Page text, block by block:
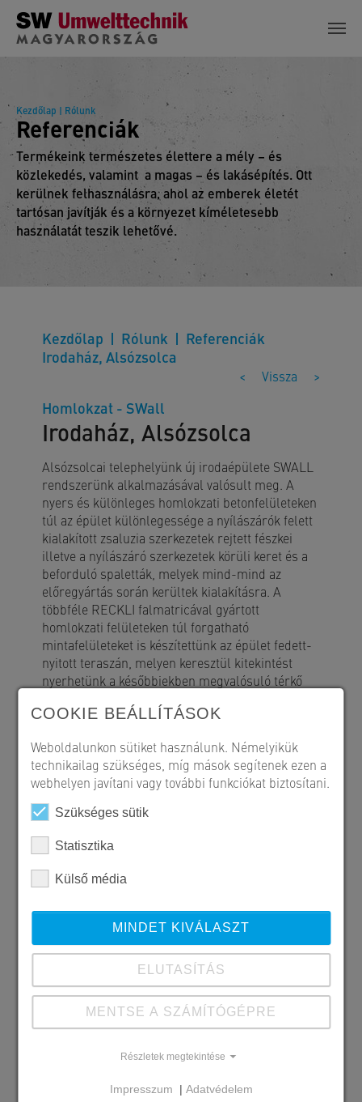
Skip to main content
Kezdőlap | Rólunk
Referenciák
Termékeink természetes élettere a mély – és
közlekedés, valamint a magas – és lakásépítés. Ott
kerülnek felhasználásra, ahol az emberek életét
tartósan javítják és a környezet kíméletesebb
használatát teszik lehetővé.
Kezdőlap Rólunk
Referenciák
Irodaház, Alsózsolca
< Vissza >
Homlokzat - SWall
Irodaház, Alsózsolca
Alsózsolcai telephelyünk új irodaépülete SWALL
rendszerünk alkalmazásával valósult meg. A
nyers és különleges homlokzati betonfelületeken
túl az épület különlegessége a nyílászárók felett
kialakított zsaluzia szerkezetek rejtett fészkei
illetve a nyílászáró szerkezetek körüli keret és a
beforduló spaletták, melyek mind-mind az
előregyártás során kerültek kialakításra. A
többféle RECKLI falmatricával gyártott
homlokzati felületeken túl forgatható
mintafelületeket is készítettünk az épület fedett-
nyitott teraszán, melyen keresztül kitekintést
nyerhetünk a későbbiekben megvalósuló térkő
COOKIE BEÁLLÍTÁSOK
Weboldalunkon sütiket használunk. Némelyikük
technikailag szükséges, míg mások segítenek ezen a
webhelyen javítani vagy további funkciókat biztosítani.
Szükséges sütik
Statisztika
Külső média
MINDET KIVÁLASZT
ELUTASÍTÁS
MENTSE A SZÁMÍTÓGÉPRE
Részletek megtekintése
Impresszum | Adatvédelem